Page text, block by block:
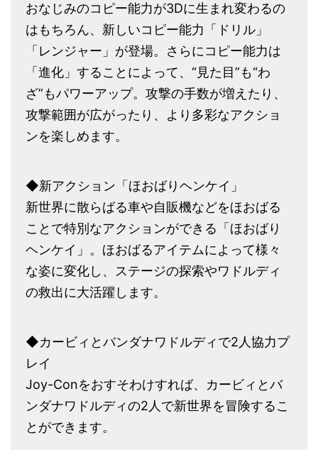
おなじみのコピー能力が3Dに生まれ変わるの
はもちろん、新しいコピー能力「ドリル」
「レンジャー」が登場。さらにコピー能力は
「進化」することによって、“見た目”も“わ
ざ”もパワーアップ。攻撃の手数が増えたり、
攻撃範囲が広がったり、より多彩なアクショ
ンを楽しめます。
◆新アクション「ほおばりヘンケイ」
新世界に散らばる車や自販機などをほおばる
ことで特別なアクションができる「ほおばり
ヘンケイ」。ほおばるアイテムによって様々
な姿に変化し、ステージの探索やワドルディ
の救出に大活躍します。
◆カービィとバンダナワドルディで2人協力プ
レイ
Joy-Conをおすそわけすれば、カービィとバ
ンダナワドルディの2人で新世界を冒険するこ
とができます。